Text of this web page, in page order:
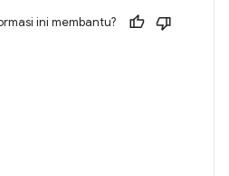
ini membantu?